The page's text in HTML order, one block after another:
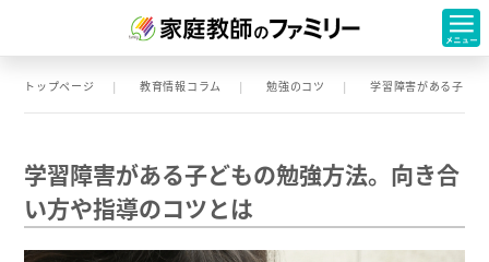
トップページ 教育情報コラム 勉強のコツ 学習障害がある子ど
学習障害がある子どもの勉強方法。向き合
い方や指導のコツとは